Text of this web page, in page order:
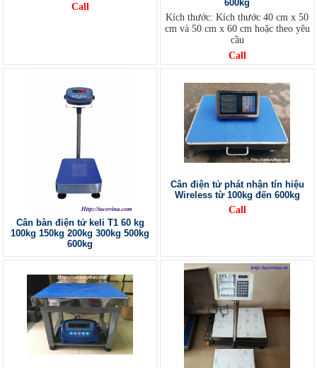
Call
600kg
Kích thước: Kích thước 40 cm x 50
cm và 50 cm x 60 cm hoặc theo yêu
cầu
Call
Cân bàn điện tử keli T1 60 kg
100kg 150kg 200kg 300kg 500kg
600kg
Cân điện tử phát nhận tín hiệu
Wireless từ 100kg đến 600kg
Call